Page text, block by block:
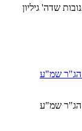
שדה' גיליון
הג"ר שמ"ע
הג"ר שמ"ע